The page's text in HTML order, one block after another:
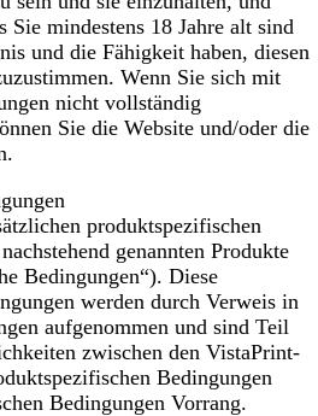
Sie mindestens 18 Jahre alt sind
und die Fähigkeit haben, diesen
Wenn Sie sich mit
nicht vollständig
Sie die Website und/oder die
produktspezifischen
genannten Produkte
Bedingungen“). Diese
werden durch Verweis in
aufgenommen und sind Teil
zwischen den VistaPrint-
Bedingungen
Bedingungen Vorrang.